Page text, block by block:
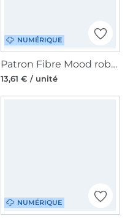
NUMÉRIQUE
Patron Fibre Mood robe femme pdf Kaori, en français
13,61 € / unité
NUMÉRIQUE